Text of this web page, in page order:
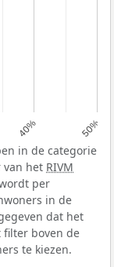
40% 50%
in de categorie
van het RIVM
per
in de
dat het
filter boven de
te kiezen.